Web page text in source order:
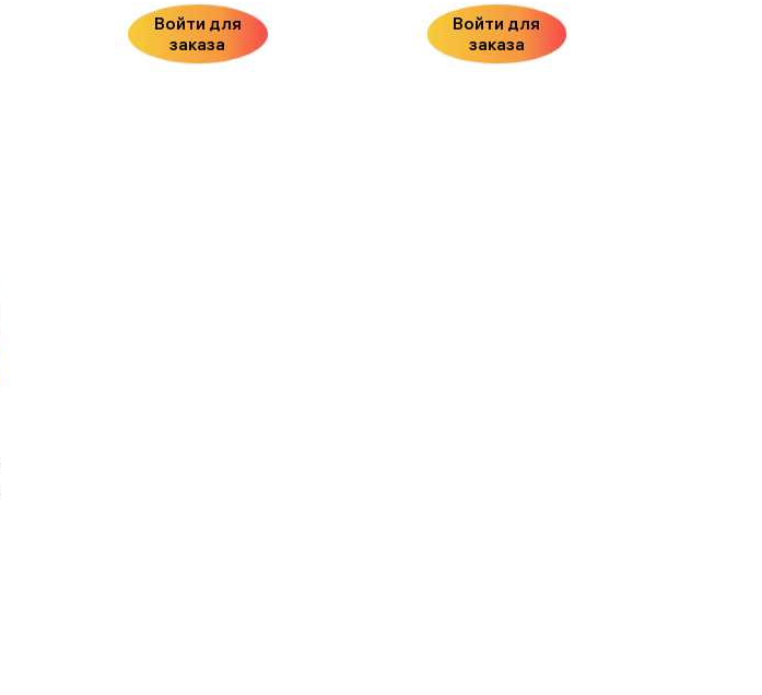
Войти для
заказа
Войти для
заказа